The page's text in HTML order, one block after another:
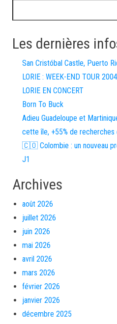
Les dernières
San Cristóbal Castle, Puerto
LORIE : WEEK-END TOUR
LORIE EN CONCERT
Born To Buck
Adieu Guadeloupe et
cette île, +55% de recherches
🇨🇴 Colombie : un nouveau
J1
Archives
août 2026
juillet 2026
juin 2026
mai 2026
avril 2026
mars 2026
février 2026
janvier 2026
décembre 2025